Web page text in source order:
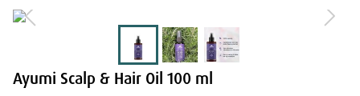
Ayumi Scalp & Hair Oil 100 ml